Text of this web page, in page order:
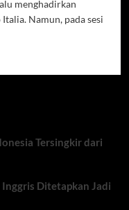
menghadirkan
Namun, pada sesi
Tersingkir dari
Ditetapkan Jadi